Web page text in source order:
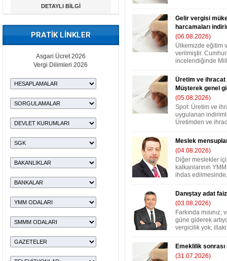
DETAYLI BİLGİ
PRATİK LİNKLER
Asgari Ücret 2026
Vergi Dilimleri 2026
Gelir vergisi
harcamaları
(06.08.2026)
Ülkemizde eğitim
verilmiştir.
incelendiğinde
Üretim ve ihracat
Müşterek genel
(05.08.2026)
Spot: Üretim ve
uygulanan
Üretimden ve
Meslek
(04.08.2026)
Diğer meslekler
kalkanlarının
ihdas
Danıştay adat
(03.08.2026)
Farkında
güne giderek
vergicilik yok,
Emeklilik
(31.07.2026)